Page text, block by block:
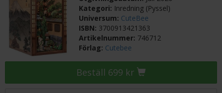
Kategori: Inredning (Pyssel)
Universum: CuteBee
ISBN: 3700913421363
Artikelnummer: 746712
Förlag: Cutebee
Beställ 699 kr